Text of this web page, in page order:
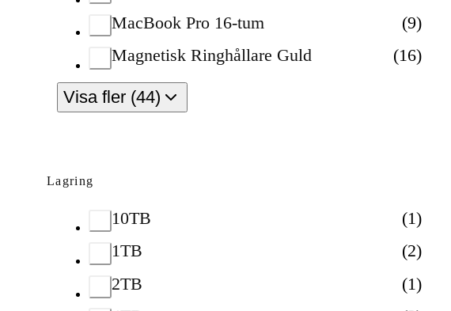
MacBook Pro 16-tum
(9)
Magnetisk Ringhållare Guld
(16)
Visa fler (44)
Lagring
10TB (1)
1TB
(2)
2TB
(1)